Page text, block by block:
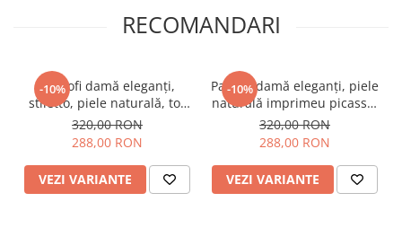
RECOMANDARI
-10%
Pantofi damă eleganți,
stiletto, piele naturală, toc
gros îmbrăcat, bleo pictat,
Sandali
320,00 RON
288,00 RON
VEZI VARIANTE
-10%
Pantofi damă eleganți, piele
naturală imprimeu picasso,
toc mediu gros îmbrăcat,
bleo, SANDALI
320,00 RON
288,00 RON
VEZI VARIANTE